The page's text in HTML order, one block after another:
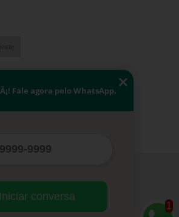
Crime de
1
Fale agora pelo WhatsApp.
Iniciar conversa